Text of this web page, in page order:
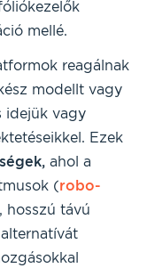
mellé.
reagálnak
modellt vagy
idejük vagy
Ezek
ahol a
(robo-
hosszú távú